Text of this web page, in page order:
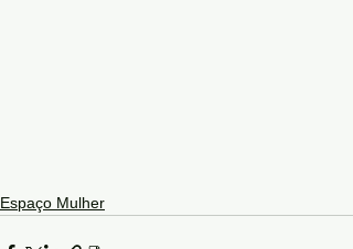
Espaço Mulher